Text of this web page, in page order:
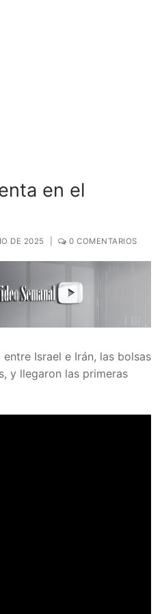
en el
DE 2025 0 COMENTARIOS
Israel e Irán, las bolsas
y llegaron las primeras